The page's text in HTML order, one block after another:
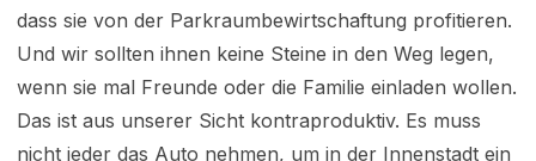
dass sie von der Parkraumbewirtschaftung profitieren.
Und wir sollten ihnen keine Steine in den Weg legen,
wenn sie mal Freunde oder die Familie einladen wollen.
Das ist aus unserer Sicht kontraproduktiv. Es muss
nicht jeder das Auto nehmen, um in der Innenstadt ein